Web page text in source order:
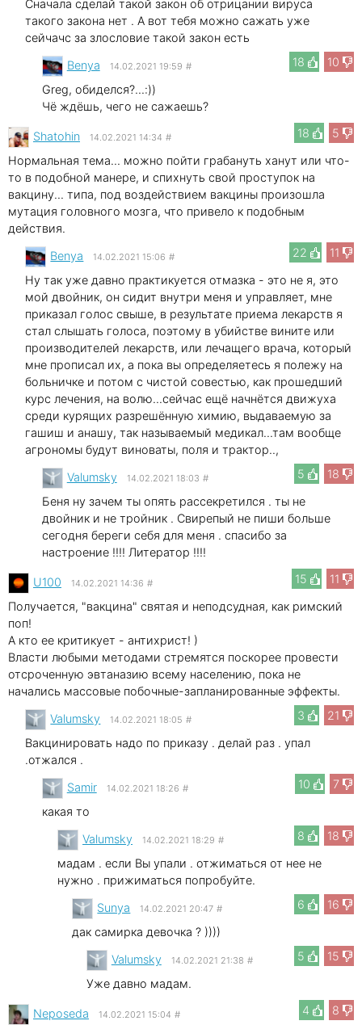
Сначала сделай такой закон об отрицании вируса
такого закона нет . А вот тебя можно сажать уже
сейчачс за злословие такой закон есть
18
10
Benya 14.02.2021 19:59 #
Greg, обиделся?...:))
Чё ждёшь, чего не сажаешь?
18
5
Shatohin 14.02.2021 14:34 #
Нормальная тема... можно пойти грабануть ханут или что-
то в подобной манере, и спихнуть свой проступок на
вакцину... типа, под воздействием вакцины произошла
мутация головного мозга, что привело к подобным
действия.
22
11
Benya 14.02.2021 15:06 #
Ну так уже давно практикуется отмазка - это не я, это
мой двойник, он сидит внутри меня и управляет, мне
приказал голос свыше, в результате приема лекарств я
стал слышать голоса, поэтому в убийстве вините или
производителей лекарств, или лечащего врача, который
мне прописал их, а пока вы определяетесь я полежу на
больничке и потом с чистой совестью, как прошедший
курс лечения, на волю...сейчас ещё начнётся движуха
среди курящих разрешённую химию, выдаваемую за
гашиш и анашу, так называемый медикал...там вообще
агрономы будут виноваты, поля и трактор..,
5
18
Valumsky 14.02.2021 18:03 #
Беня ну зачем ты опять рассекретился . ты не
двойник и не тройник . Свирепый не пиши больше
сегодня береги себя для меня . спасибо за
настроение !!!! Литератор !!!!
15
11
U100 14.02.2021 14:36 #
Получается, "вакцина" святая и неподсудная, как римский
поп!
А кто ее критикует - антихрист! )
Власти любыми методами стремятся поскорее провести
отсроченную эвтаназию всему населению, пока не
начались массовые побочные-запланированные эффекты.
3
21
Valumsky 14.02.2021 18:05 #
Вакцинировать надо по приказу . делай раз . упал
.отжался .
10
7
Samir 14.02.2021 18:26 #
какая то
8
18
Valumsky 14.02.2021 18:29 #
мадам . если Вы упали . отжиматься от нее не
нужно . прижиматься попробуйте.
6
16
Sunya 14.02.2021 20:47 #
дак самирка девочка ? ))))
5
15
Valumsky 14.02.2021 21:38 #
Уже давно мадам.
4
8
Neposeda 14.02.2021 15:04 #